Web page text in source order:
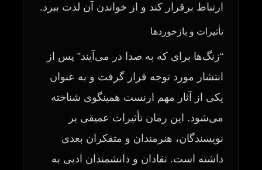
ارتباط برقرار کند و از خواندن آن لذت ببرد.
تأثیرات و بازخوردها
“زنگ‌ها برای که به صدا در می‌آیند” پس از
انتشار مورد توجه قرار گرفت و به عنوان
یکی از آثار مهم ارنست همینگوی شناخته
می‌شود. این رمان تأثیرات عمیقی بر
نویسندگان، هنرمندان و متفکران بعدی
داشته است. نقادان و دانشمندان ادبی به